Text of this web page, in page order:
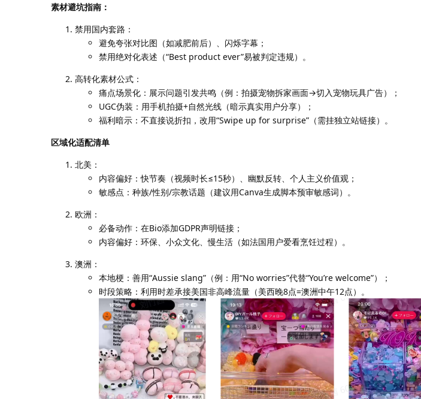
素材避坑指南：
禁用国内套路：
避免夸张对比图（如减肥前后）、闪烁字幕；
禁用绝对化表述（“Best product ever”易被判定违规）。
高转化素材公式：
痛点场景化：展示问题引发共鸣（例：拍摄宠物拆家画面→切入宠物玩具广告）；
UGC伪装：用手机拍摄+自然光线（暗示真实用户分享）；
福利暗示：不直接说折扣，改用“Swipe up for surprise”（需挂独立站链接）。
区域化适配清单
北美：
内容偏好：快节奏（视频时长≤15秒）、幽默反转、个人主义价值观；
敏感点：种族/性别/宗教话题（建议用Canva生成脚本预审敏感词）。
欧洲：
必备动作：在Bio添加GDPR声明链接；
内容偏好：环保、小众文化、慢生活（如法国用户爱看烹饪过程）。
澳洲：
本地梗：善用“Aussie slang”（例：用“No worries”代替“You’re welcome”）；
时段策略：利用时差承接美国非高峰流量（美西晚8点=澳洲中午12点）。